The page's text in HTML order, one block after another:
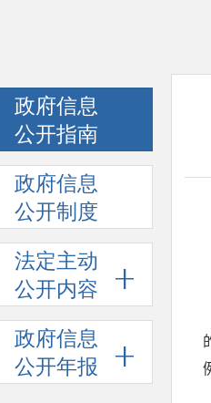
政府信息
公开指南
政府信息
公开制度
法定主动
公开内容
政府信息
公开年报